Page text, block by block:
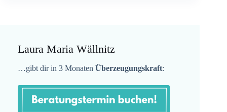
Laura Maria Wällnitz
…gibt dir in 3 Monaten Überzeugungskraft: